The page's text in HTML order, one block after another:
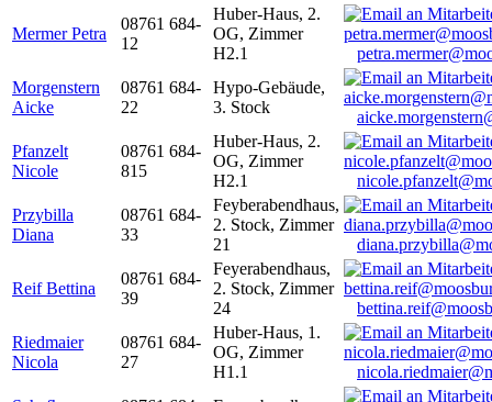
Mermer Petra
08761 684-
12
Huber-Haus, 2.
OG, Zimmer
H2.1
Morgenstern
Aicke
08761 684-
22
Hypo-Gebäude,
3. Stock
Pfanzelt
Nicole
08761 684-
815
Huber-Haus, 2.
OG, Zimmer
H2.1
Przybilla
Diana
08761 684-
33
Feyberabendhaus,
2. Stock, Zimmer
21
Reif Bettina
08761 684-
39
Feyerabendhaus,
2. Stock, Zimmer
24
Riedmaier
Nicola
08761 684-
27
Huber-Haus, 1.
OG, Zimmer
H1.1